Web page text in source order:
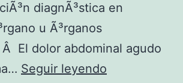
diagnÃ³stica en
u Ã³rganos
El dolor abdominal agudo
Seguir leyendo